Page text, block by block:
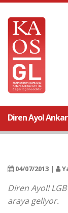
Diren Ayol
04/07/2013 |
Diren Ayol!
araya geliyor.